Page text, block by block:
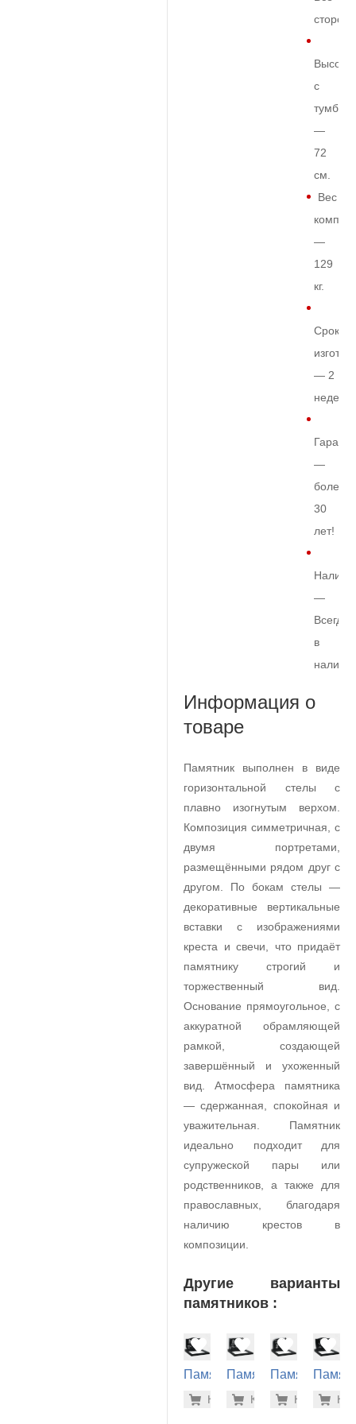
Высота
с
тумбой
—
72
см.
Вес
—
129
кг.
Срок
— 2
недели
—
более
30
лет!
—
Всегда
в
Информация о
товаре
Памятник выполнен в виде
горизонтальной стелы с
плавно изогнутым верхом.
Композиция симметричная, с
двумя портретами,
размещёнными рядом друг с
другом. По бокам стелы —
декоративные вертикальные
вставки с изображениями
креста и свечи, что придаёт
памятнику строгий и
торжественный вид.
Основание прямоугольное, с
аккуратной обрамляющей
рамкой, создающей
завершённый и ухоженный
вид. Атмосфера памятника
— сдержанная, спокойная и
уважительная. Памятник
идеально подходит для
супружеской пары или
родственников, а также для
православных, благодаря
наличию крестов в
композиции.
Другие варианты
памятников :
Памятник
могилу
-7% 42.100
Купить
Памятник
могилу
-7%
Купить
Памятник
могилу
-
Купитьмогилу